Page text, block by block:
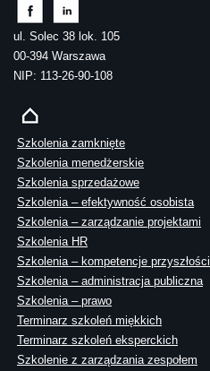
ul. Solec 38 lok. 105
00-394 Warszawa
NIP: 113-26-90-108
Szkolenia zamknięte
Szkolenia menedżerskie
Szkolenia sprzedażowe
Szkolenia – efektywność osobista
Szkolenia – zarządzanie projektami
Szkolenia HR
Szkolenia – kompetencje przyszłości
Szkolenia – administracja publiczna
Szkolenia – prawo
Terminarz szkoleń miękkich
Terminarz szkoleń eksperckich
Szkolenie z zarządzania zespołem